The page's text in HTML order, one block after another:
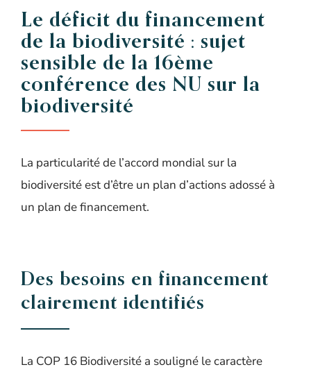
Le déficit du financement
de la biodiversité : sujet
sensible de la 16ème
conférence des NU sur la
biodiversité
La particularité de l’accord mondial sur la
biodiversité est d’être un plan d’actions adossé à
un plan de financement.
Des besoins en financement
clairement identifiés
La COP 16 Biodiversité a souligné le caractère